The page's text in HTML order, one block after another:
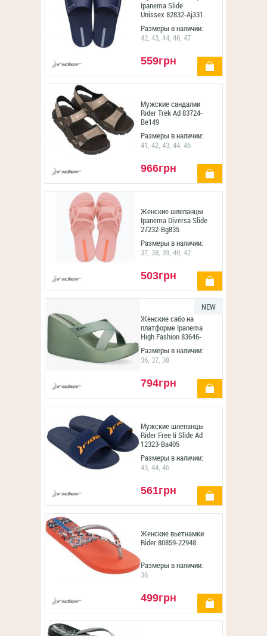
Ipanema Slide
Unissex 82832-Aj331
Размеры в наличии:
42, 43, 44, 46, 47
559грн купить
Мужские сандалии
Rider Trek Ad 83724-
Be149
Размеры в наличии:
41, 42, 43, 44, 46
966грн купить
Женские шлепанцы
Ipanema Diversa Slide
27232-Bg835
Размеры в наличии:
37, 38, 39, 40, 42
503грн купить
NEW
Женские сабо на
платформе Ipanema
High Fashion 83646-
Bd680
Размеры в наличии:
36, 37, 38
794грн купить
Мужские шлепанцы
Rider Free Ii Slide Ad
12323-Ba405
Размеры в наличии:
43, 44, 46
561грн купить
Женские вьетнамки
Rider 80859-22948
Размеры в наличии:
36
499грн купить